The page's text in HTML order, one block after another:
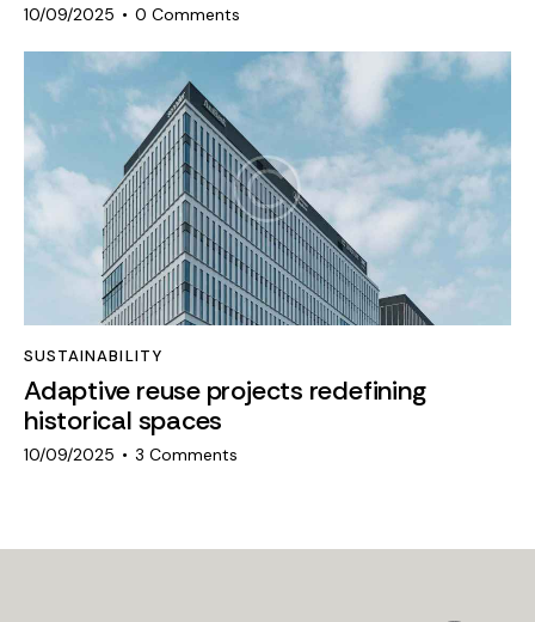
10/09/2025 0 Comments
SUSTAINABILITY
Adaptive reuse projects redefining
historical spaces
10/09/2025 3 Comments